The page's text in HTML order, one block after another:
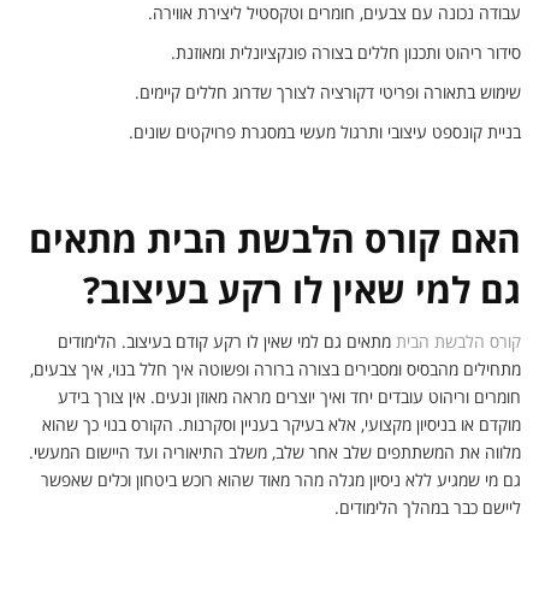
עבודה נכונה עם צבעים, חומרים וטקסטיל ליצירת אווירה.
סידור ריהוט ותכנון חללים בצורה פונקציונלית ומאוזנת.
שימוש בתאורה ופריטי דקורציה לצורך שדרוג חללים קיימים.
בניית קונספט עיצובי ותרגול מעשי במסגרת פרויקטים שונים.
האם קורס הלבשת הבית מתאים
גם למי שאין לו רקע בעיצוב?
קורס הלבשת הבית מתאים גם למי שאין לו רקע קודם בעיצוב. הלימודים
מתחילים מהבסיס ומסבירים בצורה ברורה ופשוטה איך חלל בנוי, איך צבעים,
חומרים וריהוט עובדים יחד ואיך יוצרים מראה מאוזן ונעים. אין צורך בידע
מוקדם או בניסיון מקצועי, אלא בעיקר בעניין וסקרנות. הקורס בנוי כך שהוא
מלווה את המשתתפים שלב אחר שלב, משלב התיאוריה ועד היישום המעשי.
גם מי שמגיע ללא ניסיון מגלה מהר מאוד שהוא רוכש ביטחון וכלים שאפשר
ליישם כבר במהלך הלימודים.